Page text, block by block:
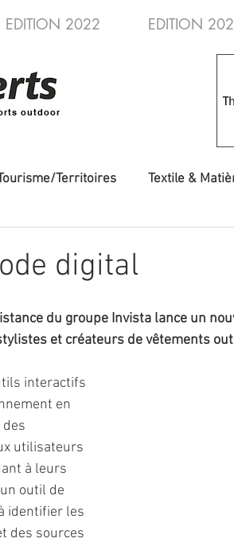
EDITION 2022 EDITION
outdoor
Territoires Textile &
digital
du groupe Invista lance un
et créateurs de vêtements
interactifs
en
utilisateurs
à leurs
outil de
identifier les
des sources